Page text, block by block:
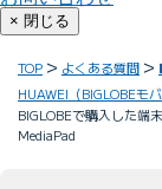
× 閉じる
TOP よくある質問
HUAWEI（BIGLOBEモバ
BIGLOBEで購入した端
MediaPad